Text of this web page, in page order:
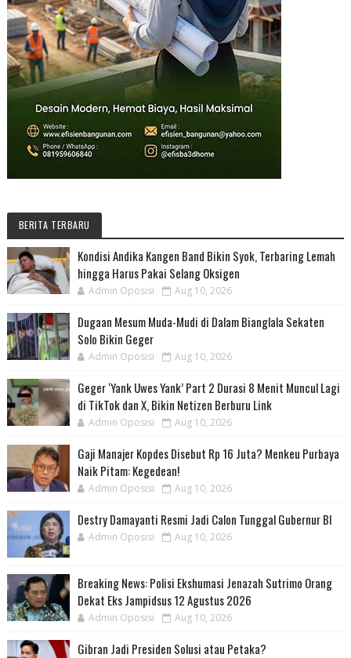
BERITA TERBARU
Kondisi Andika Kangen Band Bikin Syok, Terbaring Lemah
hingga Harus Pakai Selang Oksigen
Admin Oposisi Aug 10, 2026
Dugaan Mesum Muda-Mudi di Dalam Bianglala Sekaten
Solo Bikin Geger
Admin Oposisi Aug 10, 2026
Geger ‘Yank Uwes Yank’ Part 2 Durasi 8 Menit Muncul Lagi
di TikTok dan X, Bikin Netizen Berburu Link
Admin Oposisi Aug 10, 2026
Gaji Manajer Kopdes Disebut Rp 16 Juta? Menkeu Purbaya
Naik Pitam: Kegedean!
Admin Oposisi Aug 10, 2026
Destry Damayanti Resmi Jadi Calon Tunggal Gubernur BI
Admin Oposisi Aug 10, 2026
Breaking News: Polisi Ekshumasi Jenazah Sutrimo Orang
Dekat Eks Jampidsus 12 Agustus 2026
Admin Oposisi Aug 10, 2026
Gibran Jadi Presiden Solusi atau Petaka?